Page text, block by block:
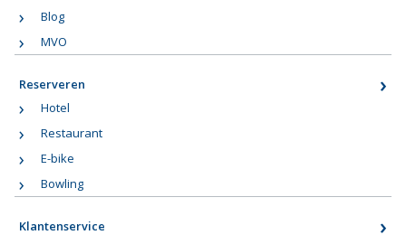
Blog
MVO
Reserveren
Hotel
Restaurant
E-bike
Bowling
Klantenservice